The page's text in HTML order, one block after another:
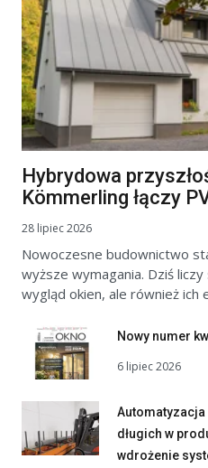
Hybrydowa
Kömmerling łączy
28 lipiec 2026
Nowoczesne budownictwo
wyższe wymagania. Dziś
wygląd okien, ale również
Nowy numer
6 lipiec 2026
Automatyzacja
długich w
wdrożenie